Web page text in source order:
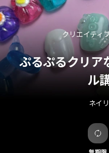
ぷるぷるクリア
ル
ネイ
クリエイティ